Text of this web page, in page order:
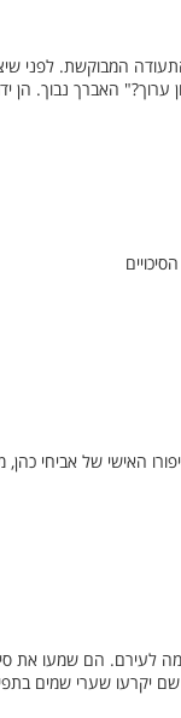
המבוקשת. לפני
האברך נבוך. הן
האישי של אביחי כהן,
לעירם. הם שמעו את
שם יקרעו שערי שמים